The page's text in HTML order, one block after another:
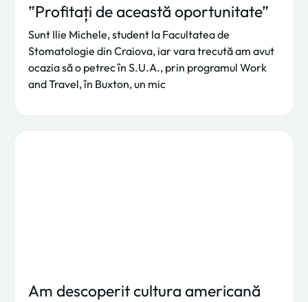
”Profitați de această oportunitate”
Sunt Ilie Michele, student la Facultatea de
Stomatologie din Craiova, iar vara trecută am avut
ocazia să o petrec în S.U.A., prin programul Work
and Travel, în Buxton, un mic
Am descoperit cultura americană